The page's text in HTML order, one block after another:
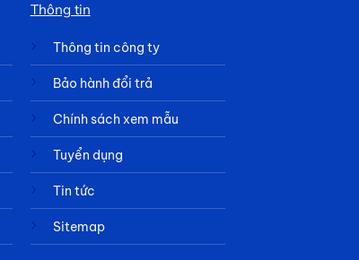
Thông tin
Thông tin công ty
Bảo hành đổi trả
Chính sách xem mẫu
Tuyển dụng
Tin tức
Sitemap